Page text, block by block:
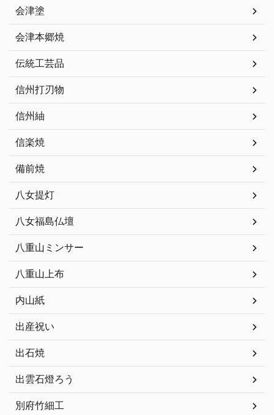
会津塗
会津本郷焼
伝統工芸品
信州打刃物
信州紬
信楽焼
備前焼
八女提灯
八女福島仏壇
八重山ミンサー
八重山上布
内山紙
出産祝い
出石焼
出雲石燈ろう
別府竹細工